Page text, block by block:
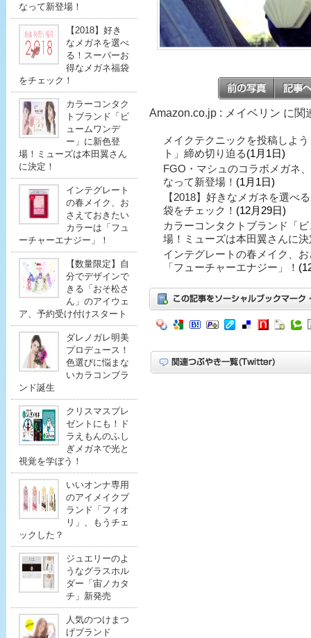
なって新登場！
【2018】好き
なメガネを選べ
る！スーパーお
得なメガネ福袋
をチェック！
カラーコンタク
トブランド「ビ
ュームワンデ
ー」に新色登
場！ミューズは本田翼さん
に決定！
インテグレート
の春メイク、お
さえておきたい
カラーは「フュ
ーチャーエナジー」！
【数量限定】自
分でデザインで
きる「おそ松さ
ん」のアイウェ
ア、予約受け付けスタート
ダレノガレ明美
プロデュース！
色選びに悩まな
いカラコンブラ
ンド誕生
クリスマスプレ
ゼントにも！ド
ラえもんのふし
ぎメガネで光と
視覚を学ぼう！
いいオンナ専用
のアイメイクブ
ランド「フィオ
リ」、もうチェ
ックした？
ジュエリーのよ
うなグラスホル
ダー「宙ノカタ
チ」新発売
人気のつけまつ
げブランド
Amazon.co.jp : メイベリン に関
メイクテクニックを投稿しよ
ト」締め切り迫る(1月1日)
FGO・マシュのコラボメガネ
なって新登場！ (1月1日)
【2018】好きなメガネを選べ
袋をチェック！ (12月29日)
カラーコンタクトブランド「
場！ミューズは本田翼さんに決
インテグレートの春メイク、
「フューチャーエナジー」！